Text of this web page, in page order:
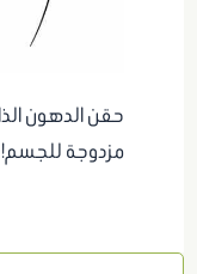
حقن الدهون
مزدوجة للجسم!